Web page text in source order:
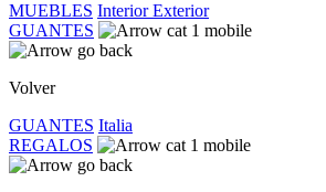
MUEBLES InteriorExterior
GUANTES
Volver
GUANTES Italia
REGALOS